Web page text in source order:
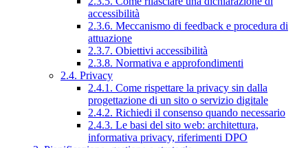
accessibilità
2.3.6. Meccanismo di feedback e procedura di
attuazione
2.3.7. Obiettivi accessibilità
2.3.8. Normativa e approfondimenti
2.4. Privacy
2.4.1. Come rispettare la privacy sin dalla
progettazione di un sito o servizio digitale
2.4.2. Richiedi il consenso quando necessario
2.4.3. Le basi del sito web: architettura,
informativa privacy, riferimenti DPO